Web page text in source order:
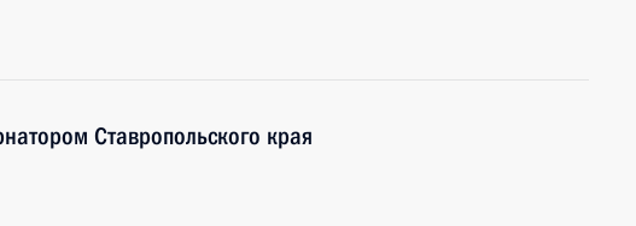
Ставропольского края